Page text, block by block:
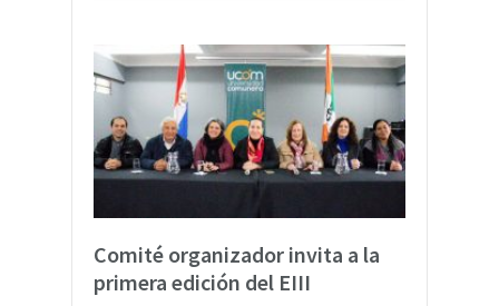
Comité organizador invita a la
primera edición del EIII